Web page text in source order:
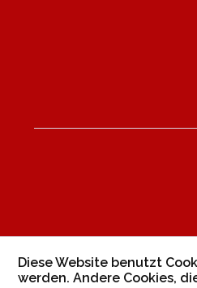
Diese Website benutzt
werden. Andere Cookies,